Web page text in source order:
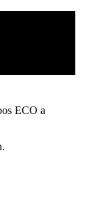
ECO a